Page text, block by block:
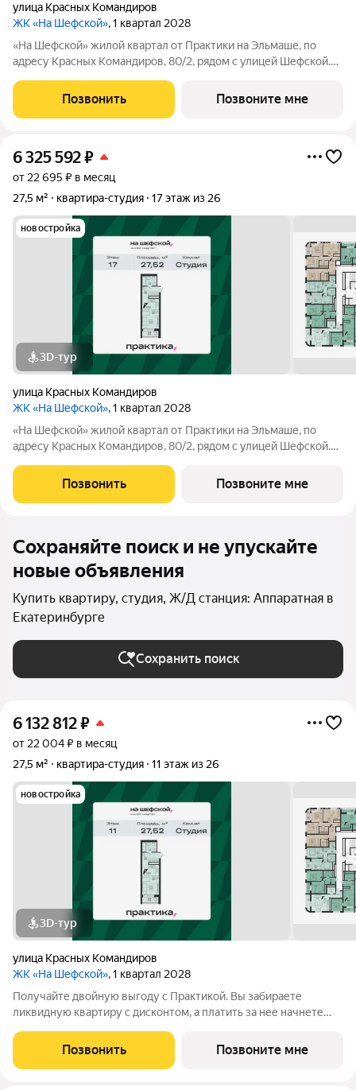
улица Красных Командиров
ЖК «На Шефской», 1 квартал 2028
«На Шефской» жилой квартал от Практики на Эльмаше, по
адресу Красных Командиров, 80/2, рядом с улицей Шефской.
логистики: рядом школы №138 и №95, детский сад №440,
центры дополнительного
Позвонить Позвоните мне
6 325 592₽
от 22 695 ₽ в месяц
27,5 м²
квартира-студия 17 этаж из 26
новостройка
3D-тур
улица Красных Командиров
ЖК «На Шефской», 1 квартал 2028
«На Шефской» жилой квартал от Практики на Эльмаше, по
адресу Красных Командиров, 80/2, рядом с улицей Шефской.
логистики: рядом школы №138 и №95, детский сад №440,
центры дополнительного
Позвонить Позвоните мне
Сохраняйте поиск и не упускайте
новые объявления
Купить квартиру, студия, Ж/Д станция: Аппаратная в
Екатеринбурге
Сохранить поиск
6 132 812₽
от 22 004 ₽ в месяц
27,5 м²
квартира-студия 11 этаж из 26
новостройка
3D-тур
улица Красных Командиров
ЖК «На Шефской», 1 квартал 2028
Получайте двойную выгоду с Практикой. Вы забираете
ликвидную квартиру с дисконтом, а платить за нее начнете
легкого старта. Кол-во квартир со скидкой ограничен.
Успевайте забрать Ваш выгодный
Позвонить Позвоните мне